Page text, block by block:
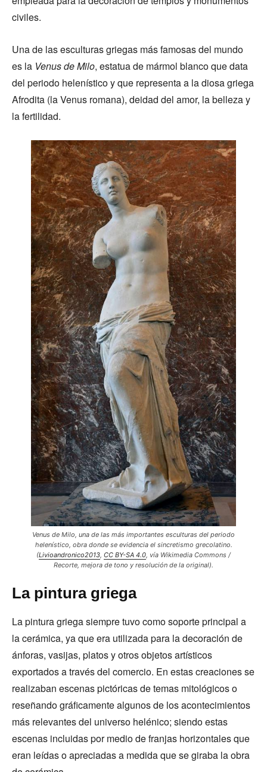
civiles.
Una de las esculturas griegas más famosas del mundo
es la Venus de Milo, estatua de mármol blanco que data
del periodo helenístico y que representa a la diosa griega
Afrodita (la Venus romana), deidad del amor, la belleza y
la fertilidad.
Venus de Milo, una de las más importantes esculturas del periodo
helenístico, obra donde se evidencia el sincretismo grecolatino.
(Livioandronico2013, CC BY-SA 4.0, vía Wikimedia Commons /
Recorte, mejora de tono y resolución de la original).
La pintura griega
La pintura griega siempre tuvo como soporte principal a
la cerámica, ya que era utilizada para la decoración de
ánforas, vasijas, platos y otros objetos artísticos
exportados a través del comercio. En estas creaciones se
realizaban escenas pictóricas de temas mitológicos o
reseñando gráficamente algunos de los acontecimientos
más relevantes del universo helénico; siendo estas
escenas incluidas por medio de franjas horizontales que
eran leídas o apreciadas a medida que se giraba la obra